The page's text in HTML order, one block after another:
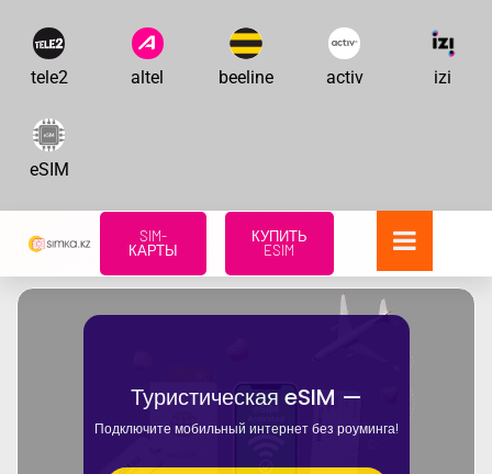
tele2 altel beeline activ izi
eSIM
SIM-
КАРТЫ
КУПИТЬ
ESIM
Туристическая eSIM —
Подключите мобильный интернет без роуминга!